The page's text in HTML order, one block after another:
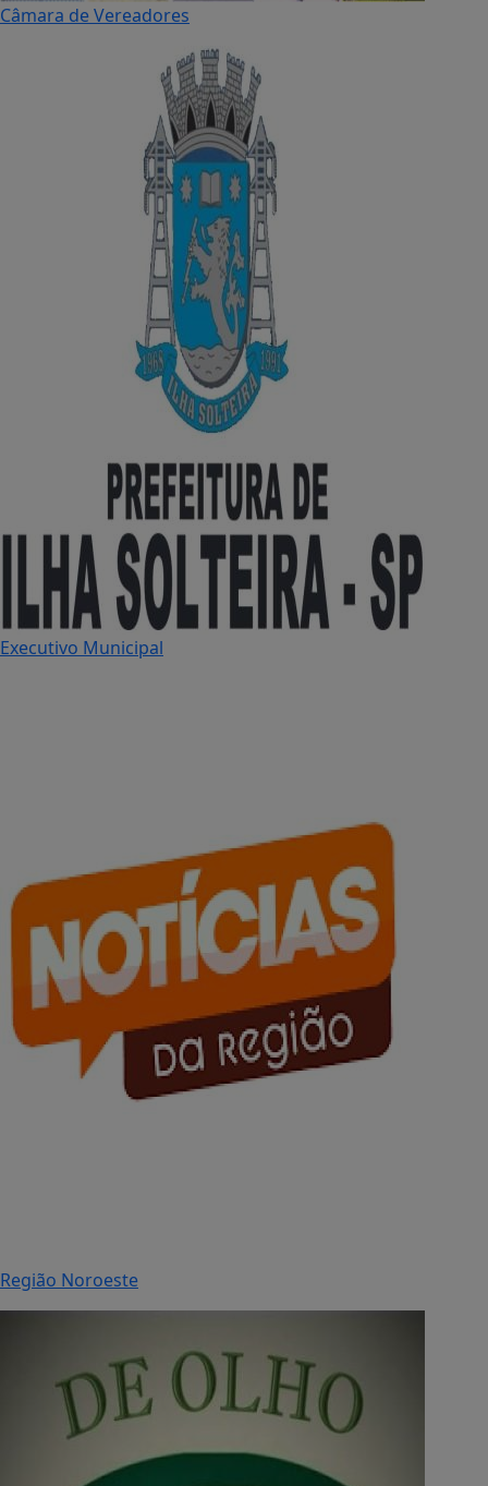
Câmara de Vereadores
Executivo Municipal
Região Noroeste